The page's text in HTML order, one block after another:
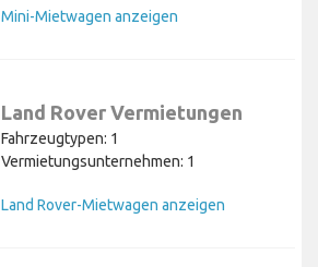
Mini-Mietwagen anzeigen
Land Rover Vermietungen
Fahrzeugtypen: 1
Vermietungsunternehmen: 1
Land Rover-Mietwagen anzeigen